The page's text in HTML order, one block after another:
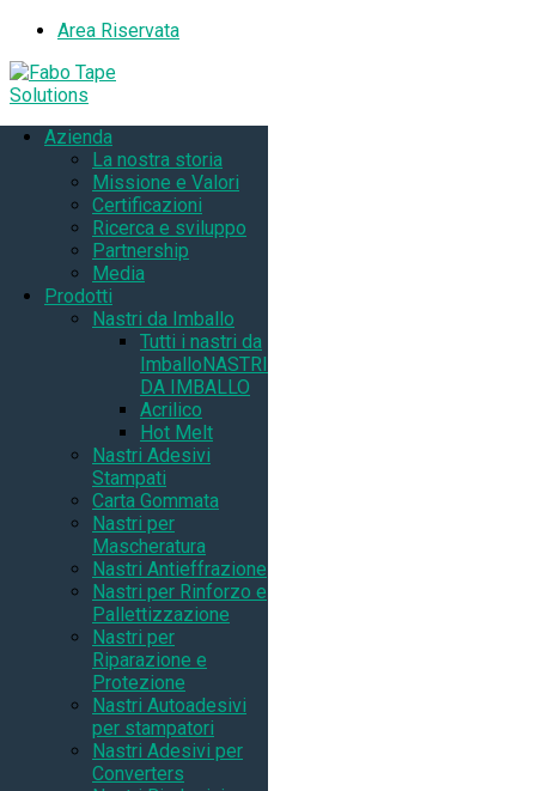
Area Riservata
Azienda
La nostra storia
Missione e Valori
Certificazioni
Ricerca e sviluppo
Partnership
Media
Prodotti
Nastri da Imballo
Tutti i nastri da
ImballoNASTRI
DA IMBALLO
Acrilico
Hot Melt
Nastri Adesivi
Stampati
Carta Gommata
Nastri per
Mascheratura
Nastri Antieffrazione
Nastri per Rinforzo e
Pallettizzazione
Nastri per
Riparazione e
Protezione
Nastri Autoadesivi
per stampatori
Nastri Adesivi per
Converters